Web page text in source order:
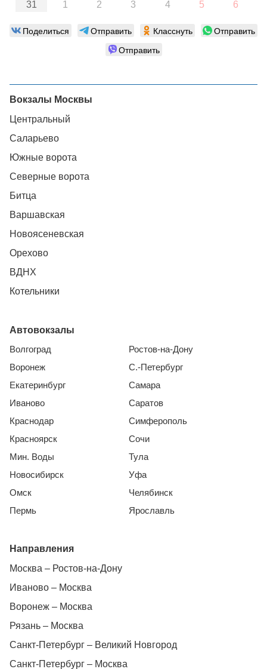
31
1 2 3 4 5 6
Поделиться Отправить Класснуть
Отправить
Отправить
Вокзалы Москвы
Центральный
Саларьево
Южные ворота
Северные ворота
Битца
Варшавская
Новоясеневская
Орехово
ВДНХ
Котельники
Автовокзалы
Волгоград
Воронеж
Екатеринбург
Иваново
Краснодар
Красноярск
Мин. Воды
Новосибирск
Омск
Пермь
Ростов-на-Дону
С.-Петербург
Самара
Саратов
Симферополь
Сочи
Тула
Уфа
Челябинск
Ярославль
Направления
Москва – Ростов-на-Дону
Иваново – Москва
Воронеж – Москва
Рязань – Москва
Санкт-Петербург – Великий Новгород
Санкт-Петербург – Москва